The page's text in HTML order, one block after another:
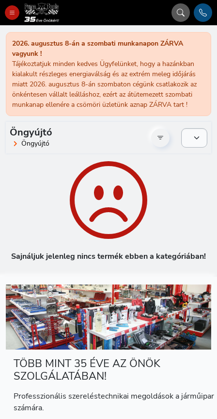
2026. augusztus 8-án a szombati munkanapon ZÁRVA
vagyunk !
Tájékoztatjuk minden kedves Ügyfelünket, hogy a hazánkban
kialakult részleges energiaválság és az extrém meleg időjárás
miatt 2026. augusztus 8-án szombaton cégünk csatlakozik az
önkéntesen vállalt leálláshoz, ezért az átütemezett szombati
munkanap ellenére a csömöri üzletünk aznap ZÁRVA tart !
Öngyújtó
Öngyújtó
Sajnáljuk jelenleg nincs termék ebben a kategóriában!
TÖBB MINT 35 ÉVE AZ ÖNÖK
SZOLGÁLATÁBAN!
Professzionális szereléstechnikai megoldások a járműipar
számára.